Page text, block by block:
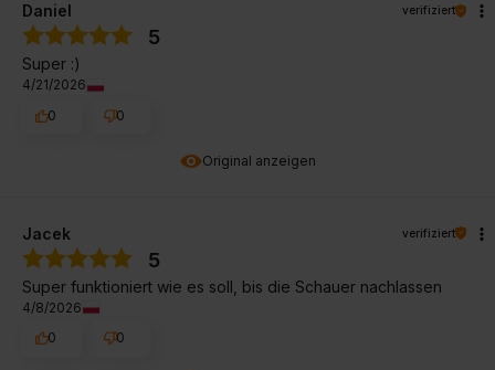
Original anzeigen
Daniel verifiziert
5
Super :)
4/21/2026
0
0
Jacek verifiziert
5
Super funktioniert wie es soll, bis die Schauer nachlassen
4/8/2026
0
0